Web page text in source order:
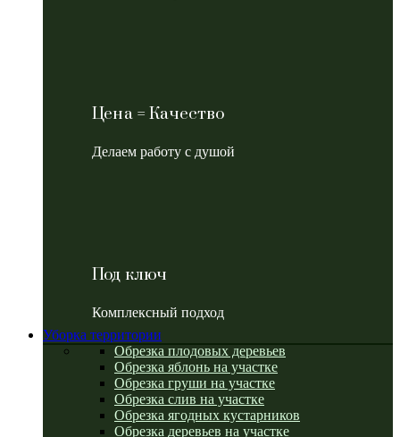
Цена = Качество
Делаем работу с душой
Под ключ
Комплексный подход
Уборка территории
Обрезка плодовых деревьев
Обрезка яблонь на участке
Обрезка груши на участке
Обрезка слив на участке
Обрезка ягодных кустарников
Обрезка деревьев на участке